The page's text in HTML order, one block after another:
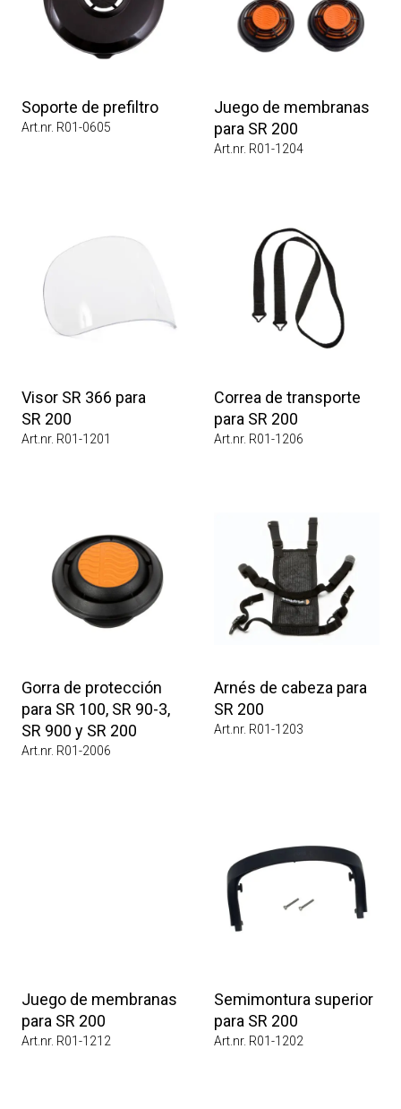
Soporte de prefiltro
Art.nr. R01-0605
Juego de membranas
para SR 200
Art.nr. R01-1204
Visor SR 366 para
SR 200
Art.nr. R01-1201
Correa de transporte
para SR 200
Art.nr. R01-1206
Gorra de protección
para SR 100, SR 90-3,
SR 900 y SR 200
Art.nr. R01-2006
Arnés de cabeza para
SR 200
Art.nr. R01-1203
Juego de membranas
para SR 200
Art.nr. R01-1212
Semimontura superior
para SR 200
Art.nr. R01-1202